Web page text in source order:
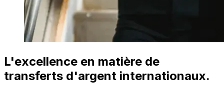
L'excellence en matière de
transferts d'argent internationaux.